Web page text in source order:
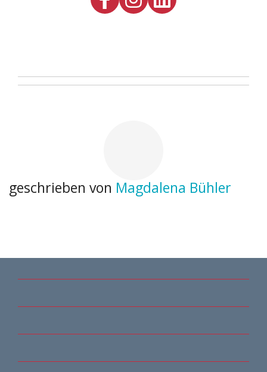
geschrieben von Magdalena Bühler